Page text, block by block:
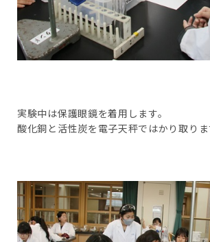
実験中は保護眼鏡を着用します。
酸化銅と活性炭を電子天秤ではかり取りま